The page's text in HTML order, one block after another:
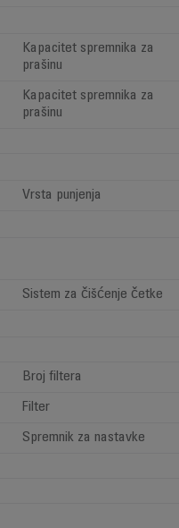
Kapacitet spremnika za
prašinu
Kapacitet spremnika za
prašinu
Vrsta punjenja
Sistem za čišćenje četke
Broj filtera
Filter
Spremnik za nastavke